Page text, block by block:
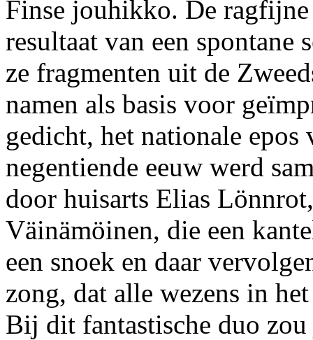
Finse jouhikko. De
resultaat van een
ze fragmenten uit de
namen als basis voor
gedicht, het nationale epos
negentiende eeuw werd
door huisarts Elias
Väinämöinen, die een
een snoek en daar
zong, dat alle wezens in
Bij dit fantastische duo